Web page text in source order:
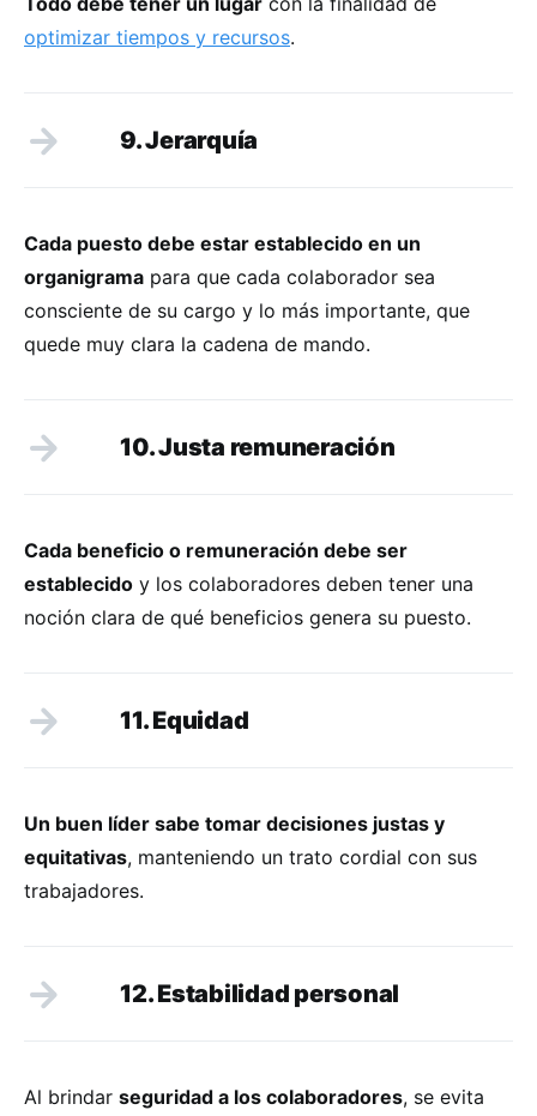
optimizar tiempos y recursos.
9. Jerarquía
Cada puesto debe estar establecido en un
organigrama para que cada colaborador sea
consciente de su cargo y lo más importante, que
quede muy clara la cadena de mando.
10. Justa remuneración
Cada beneficio o remuneración debe ser
establecido y los colaboradores deben tener una
noción clara de qué beneficios genera su puesto.
11. Equidad
Un buen líder sabe tomar decisiones justas y
equitativas, manteniendo un trato cordial con sus
trabajadores.
12. Estabilidad personal
Al brindar seguridad a los colaboradores, se evita